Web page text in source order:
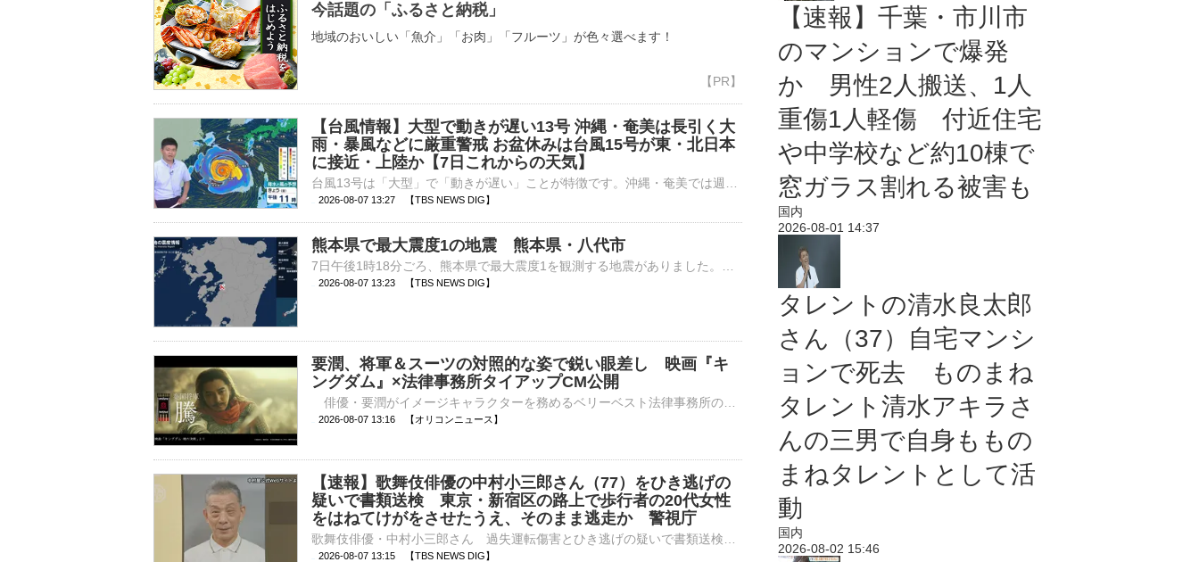
今話題の「ふるさと納税」
地域のおいしい「魚介」「お肉」「フルーツ」が色々選べます！
【台風情報】大型で動きが遅い13号 沖縄・奄美は長引く大
雨・暴風などに厳重警戒 お盆休みは台風15号が東・北日本
に接近・上陸か【7日これからの天気】
2026-08-07 13:27 【TBS NEWS DIG】
熊本県で最大震度1の地震 熊本県・八代市
2026-08-07 13:23 【TBS NEWS DIG】
要潤、将軍＆スーツの対照的な姿で鋭い眼差し 映画『キ
ングダム』×法律事務所タイアップCM公開
2026-08-07 13:16 【オリコンニュース】
【速報】歌舞伎俳優の中村小三郎さん（77）をひき逃げの
疑いで書類送検 東京・新宿区の路上で歩行者の20代女性
をはねてけがをさせたうえ、そのまま逃走か 警視庁
2026-08-07 13:15 【TBS NEWS DIG】
【速報】千葉・市川市
のマンションで爆発
か 男性2人搬送、1人
重傷1人軽傷 付近住宅
や中学校など約10棟で
窓ガラス割れる被害も
国内
2026-08-01 14:37
タレントの清水良太郎
さん（37）自宅マンシ
ョンで死去 ものまね
タレント清水アキラさ
んの三男で自身ももの
まねタレントとして活
動
国内
2026-08-02 15:46